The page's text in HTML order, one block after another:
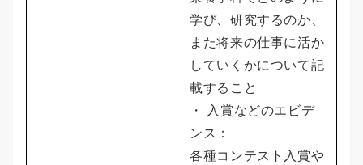
学び、研究するのか、
また将来の仕事に活か
していくかについて記
載すること
・ 入賞などのエビデ
ンス：
各種コンテスト入賞や